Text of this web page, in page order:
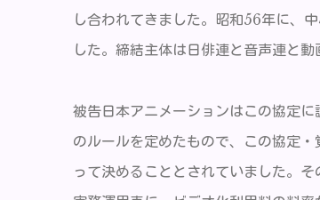
し合われてきました。昭和56年に、
した。締結主体は日俳連と音声連と動
被告日本アニメーションはこの協定
のルールを定めたもので、この協定
って決めることとされていました。